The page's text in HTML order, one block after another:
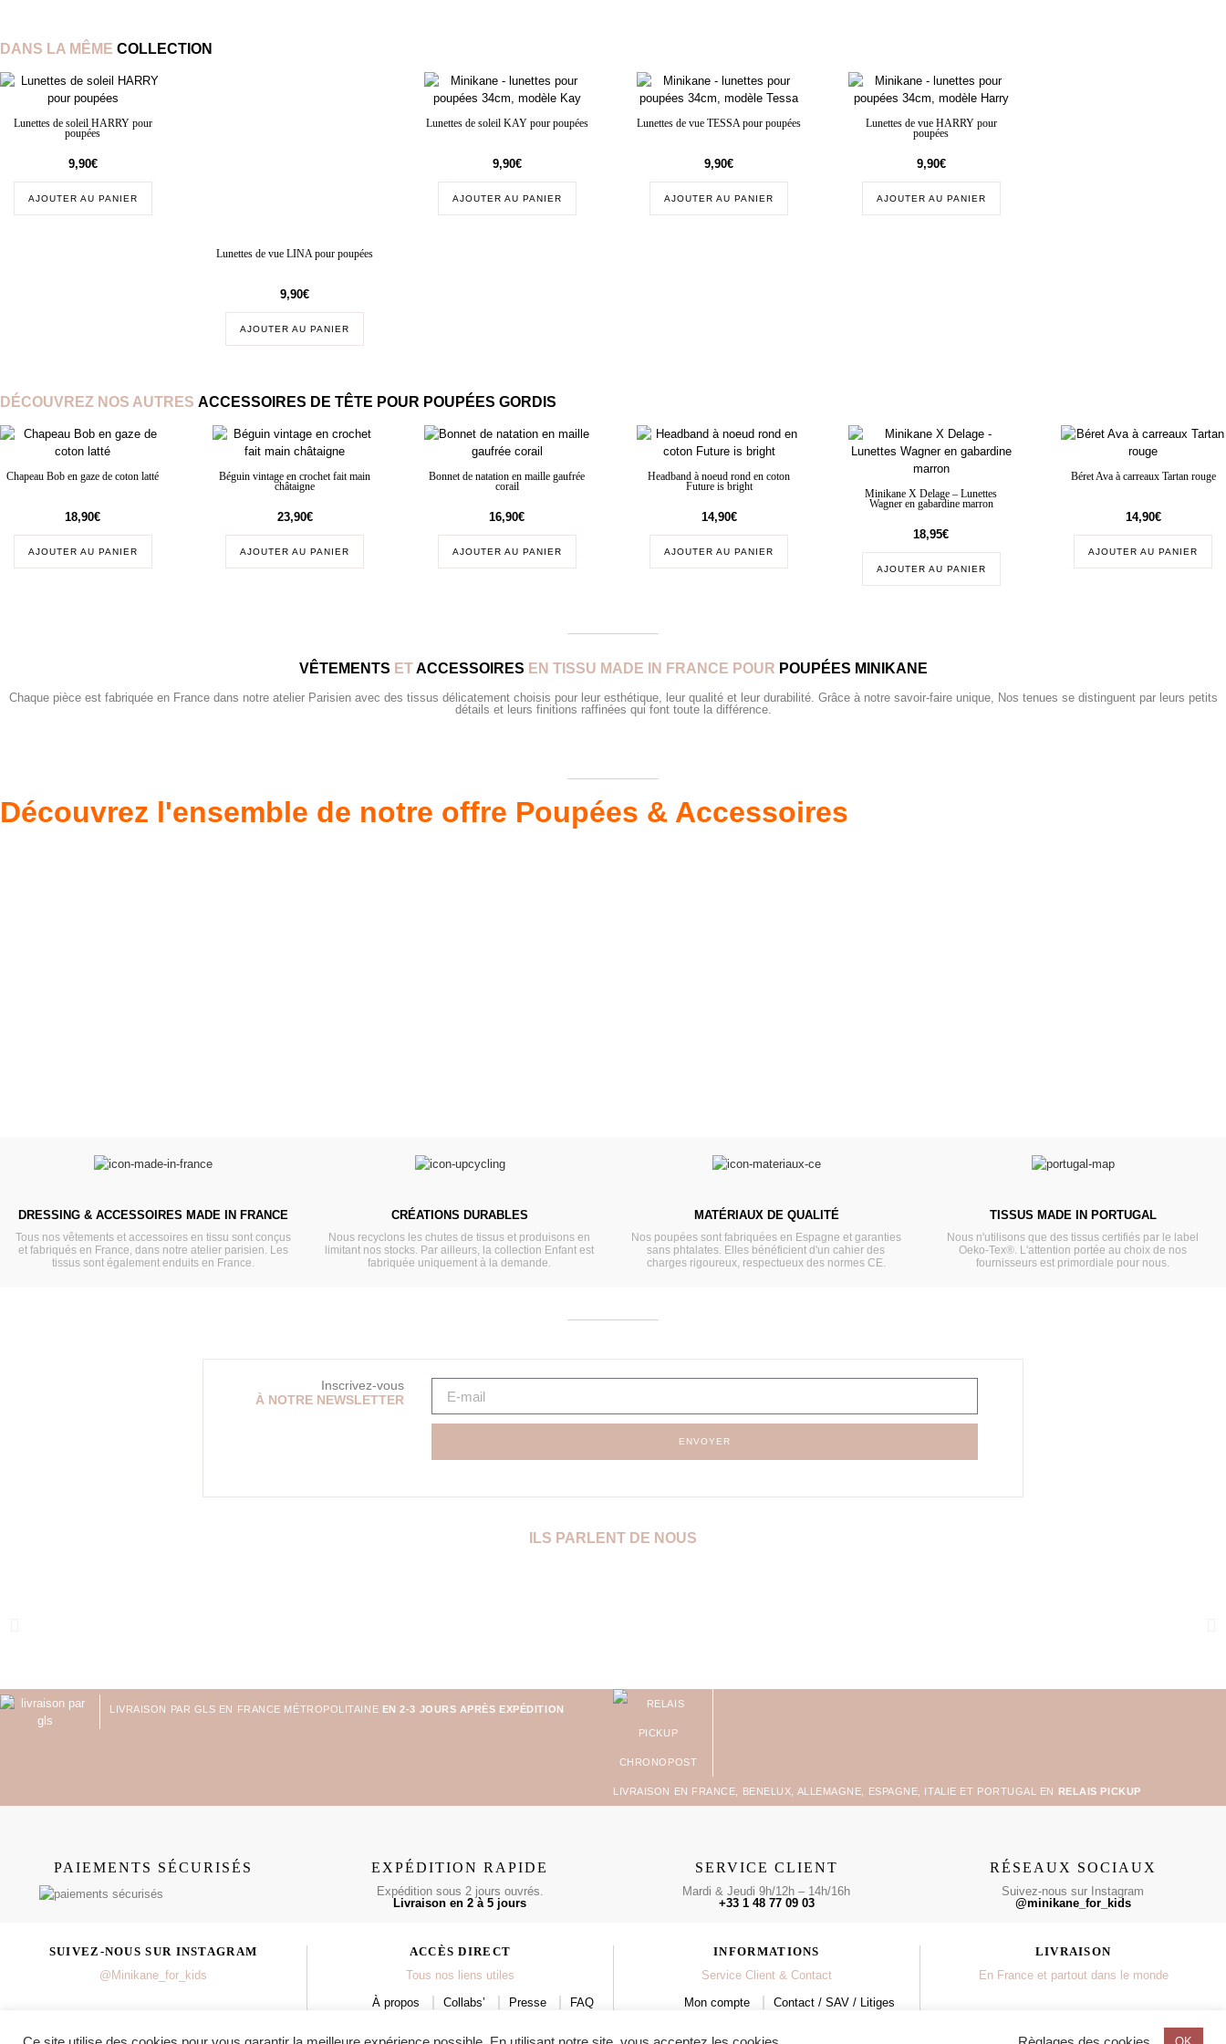
DANS LA MÊME COLLECTION
Lunettes de soleil HARRY pour
poupées
9,90€
AJOUTER AU PANIER
Lunettes de vue LINA pour poupées
9,90€
AJOUTER AU PANIER
Lunettes de soleil KAY pour poupées
9,90€
AJOUTER AU PANIER
Lunettes de vue TESSA pour poupées
9,90€
AJOUTER AU PANIER
Lunettes de vue HARRY pour
poupées
9,90€
AJOUTER AU PANIER
DÉCOUVREZ NOS AUTRES ACCESSOIRES DE TÊTE POUR POUPÉES GORDIS
Chapeau Bob en gaze de coton latté
18,90€
AJOUTER AU PANIER
Béguin vintage en crochet fait main
châtaigne
23,90€
AJOUTER AU PANIER
Bonnet de natation en maille gaufrée
corail
16,90€
AJOUTER AU PANIER
Headband à noeud rond en coton
Future is bright
14,90€
AJOUTER AU PANIER
Minikane X Delage – Lunettes
Wagner en gabardine marron
18,95€
AJOUTER AU PANIER
Béret Ava à carreaux Tartan rouge
14,90€
AJOUTER AU PANIER
VÊTEMENTS ETACCESSOIRES EN TISSU MADE IN FRANCE POUR POUPÉES MINIKANE
Chaque pièce est fabriquée en France dans notre atelier Parisien avec des tissus délicatement choisis pour leur esthétique, leur qualité et leur durabilité. Grâce à notre savoir-faire unique, Nos tenues se distinguent par leurs petits
détails et leurs finitions raffinées qui font toute la différence.
Découvrez l'ensemble de notre offre Poupées & Accessoires
DRESSING & ACCESSOIRES MADE IN FRANCE
Tous nos vêtements et accessoires en tissu sont conçus
et fabriqués en France, dans notre atelier parisien. Les
tissus sont également enduits en France.
CRÉATIONS DURABLES
Nous recyclons les chutes de tissus et produisons en
limitant nos stocks. Par ailleurs, la collection Enfant est
fabriquée uniquement à la demande.
MATÉRIAUX DE QUALITÉ
Nos poupées sont fabriquées en Espagne et garanties
sans phtalates. Elles bénéficient d'un cahier des
charges rigoureux, respectueux des normes CE.
TISSUS MADE IN PORTUGAL
Nous n'utilisons que des tissus certifiés par le label
Oeko-Tex®. L'attention portée au choix de nos
fournisseurs est primordiale pour nous.
Inscrivez-vous
À NOTRE NEWSLETTER
ENVOYER
ILS PARLENT DE NOUS
LIVRAISON PAR GLS EN FRANCE MÉTROPOLITAINE EN 2-3 JOURS APRÈS EXPÉDITION
LIVRAISON EN FRANCE, BENELUX, ALLEMAGNE, ESPAGNE, ITALIE ET PORTUGAL EN RELAIS PICKUP
PAIEMENTS SÉCURISÉS EXPÉDITION RAPIDE
Expédition sous 2 jours ouvrés.
Livraison en 2 à 5 jours
SERVICE CLIENT
Mardi & Jeudi 9h/12h – 14h/16h
+33 1 48 77 09 03
RÉSEAUX SOCIAUX
Suivez-nous sur Instagram
@minikane_for_kids
SUIVEZ-NOUS SUR INSTAGRAM
@Minikane_for_kids
ACCÈS DIRECT
Tous nos liens utiles
À propos
Collabs’ Presse
FAQ
INFORMATIONS
Service Client & Contact
Mon compte
Contact / SAV / Litiges
Mentions légales
LIVRAISON
En France et partout dans le monde